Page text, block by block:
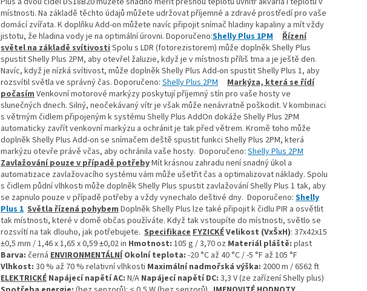
místnosti. Na základě těchto údajů můžete udržovat příjemné a zdravé prostředí pro vaše
domácí zvířata. K doplňku Add-on můžete navíc připojit snímač hladiny kapaliny a mít vždy
jistotu, že hladina vody je na optimální úrovni. Doporučeno:Shelly Plus 1PM
Řízení
světel na základě svítivosti Spolu s LDR (fotorezistorem) může doplněk Shelly Plus
spustit Shelly Plus 2PM, aby otevřel žaluzie, když je v místnosti příliš tma a je ještě den.
Navíc, když je nízká svítivost, může doplněk Shelly Plus Add-on spustit Shelly Plus 1, aby
rozsvítil světla ve správný čas. Doporučeno: Shelly Plus 2PM
Markýza, která se řídí
počasím Venkovní motorové markýzy poskytují příjemný stín pro vaše hosty ve
slunečných dnech. Silný, neočekávaný vítr je však může nenávratně poškodit. V kombinaci
s větrným čidlem připojeným k systému Shelly Plus AddOn dokáže Shelly Plus 2PM
automaticky zavřít venkovní markýzu a ochránit je tak před větrem. Kromě toho může
doplněk Shelly Plus Add-on se snímačem deště spustit funkci Shelly Plus 2PM, která
markýzu otevře právě včas, aby ochránila vaše hosty. Doporučeno: Shelly Plus 2PM
Zavlažování pouze v případě potřebyMít krásnou zahradu není snadný úkol a
automatizace zavlažovacího systému vám může ušetřit čas a optimalizovat náklady. Spolu
s čidlem půdní vlhkosti může doplněk Shelly Plus spustit zavlažování Shelly Plus 1 tak, aby
se zapnulo pouze v případě potřeby a vždy vynechalo deštivé dny. Doporučeno: Shelly
Plus 1 Světla řízená pohybem Doplněk Shelly Plus lze také připojit k čidlu PIR a osvětlit
tak místnosti, které v domě občas používáte. Když tak vstoupíte do místnosti, světlo se
rozsvítí na tak dlouho, jak potřebujete. Specifikace FYZICKÉVelikost (VxŠxH): 37x42x15
±0,5 mm / 1,46 x 1,65 x 0,59 ±0,02 in Hmotnost: 105 g / 3,70 oz Materiál pláště: plast
Barva: černá ENVIRONMENTÁLNÍ Okolní teplota: -20 °C až 40 °C / -5 °F až 105 °F
Vlhkost: 30 % až 70 % relativní vlhkosti Maximální nadmořská výška: 2000 m / 6562 ft
ELEKTRICKÉ Napájecí napětí AC: N/A Napájecí napětí DC: 3,3 V (ze zařízení Shelly plus)